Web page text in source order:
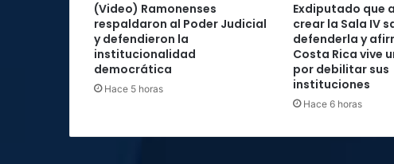
(Video) Ramonenses
respaldaron al Poder Judicial
y defendieron la
institucionalidad
democrática
Hace 5 horas
Exdiputado que
crear la Sala IV
defenderla y
Costa Rica vive
por debilitar sus
instituciones
Hace 6 horas